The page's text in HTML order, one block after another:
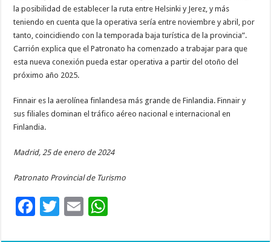
la posibilidad de establecer la ruta entre Helsinki y Jerez, y más
teniendo en cuenta que la operativa sería entre noviembre y abril, por
tanto, coincidiendo con la temporada baja turística de la provincia”.
Carrión explica que el Patronato ha comenzado a trabajar para que
esta nueva conexión pueda estar operativa a partir del otoño del
próximo año 2025.
Finnair es la aerolínea finlandesa más grande de Finlandia. Finnair y
sus filiales dominan el tráfico aéreo nacional e internacional en
Finlandia.
Madrid, 25 de enero de 2024
Patronato Provincial de Turismo
F
T
E